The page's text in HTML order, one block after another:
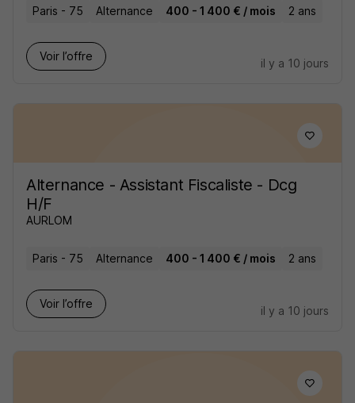
Paris - 75 Alternance 400 - 1 400 € / mois 2 ans
Voir l’offre
il y a 10 jours
Alternance - Assistant Fiscaliste - Dcg
H/F
AURLOM
Paris - 75 Alternance 400 - 1 400 € / mois 2 ans
Voir l’offre
il y a 10 jours